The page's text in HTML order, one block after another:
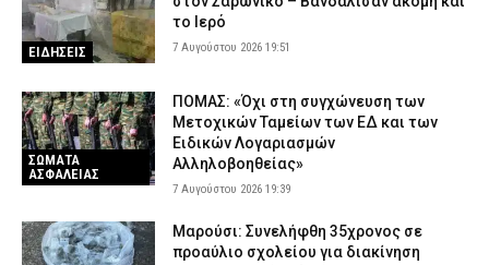
ΕΙΔΗΣΕΙΣ
το Ιερό
7 Αυγούστου 2026 19:51
ΣΩΜΑΤΑ
ΑΣΦΑΛΕΙΑΣ
ΠΟΜΑΣ: «Όχι στη συγχώνευση των
Μετοχικών Ταμείων των ΕΔ και των
Ειδικών Λογαριασμών
Αλληλοβοηθείας»
7 Αυγούστου 2026 19:39
Μαρούσι: Συνελήφθη 35χρονος σε
προαύλιο σχολείου για διακίνηση